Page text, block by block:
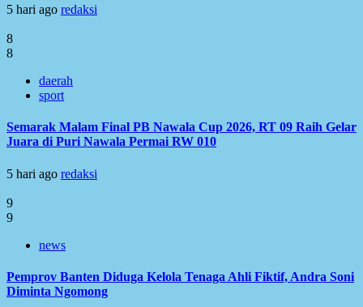
5 hari ago redaksi
8
8
daerah
sport
Semarak Malam Final PB Nawala Cup 2026, RT 09 Raih Gelar
Juara di Puri Nawala Permai RW 010
5 hari ago redaksi
9
9
news
Pemprov Banten Diduga Kelola Tenaga Ahli Fiktif, Andra Soni
Diminta Ngomong